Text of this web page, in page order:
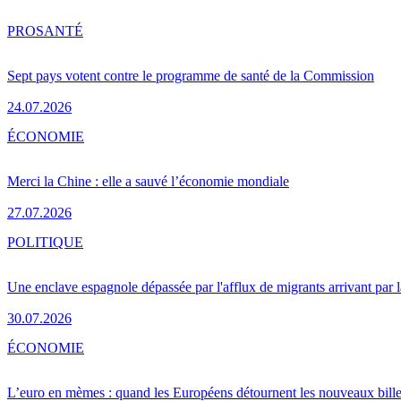
Sept pays votent contre le programme de santé de la Commission
24.07.2026
PROSANTÉ
Merci la Chine : elle a sauvé l’économie mondiale
27.07.2026
ÉCONOMIE
Une enclave espagnole dépassée par l'afflux de migrants arrivant par
30.07.2026
POLITIQUE
L’euro en mèmes : quand les Européens détournent les nouveaux
ÉCONOMIE